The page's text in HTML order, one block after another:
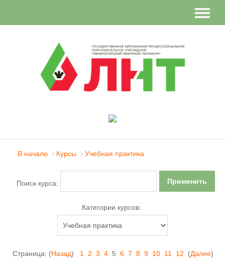
В начало / Курсы / Учебная практика
Поиск курса:
Категории курсов:
Страница: (Назад) 1 2 3 4 5 6 7 8 9 10 11 12 (Далее)